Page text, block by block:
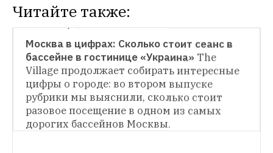
Читайте также:
МОСКВА В ЦИФРАХ
Москва в цифрах: Сколько мужчин
уступают место в метро?The Village
запускает новую рубрику, в которой будет
публиковать самые интересные цифры о
городе.
МОСКВА В ЦИФРАХ
Москва в цифрах: Сколько стоит сеанс в
бассейне в гостинице «Украина» The
Village продолжает собирать интересные
цифры о городе: во втором выпуске
рубрики мы выяснили, сколько стоит
разовое посещение в одном из самых
дорогих бассейнов Москвы.